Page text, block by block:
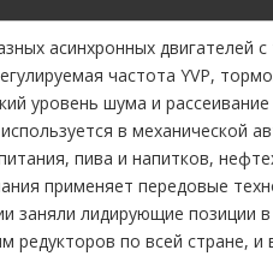
асинхронных двигателей с
частота YVP,
уровень шума и
в механической
пива и напитков,
применяет передовые
заняли лидирующие позиции
по всей стране, и